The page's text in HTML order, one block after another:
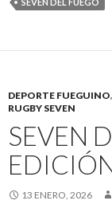
DEPORTE FUEGUINO,
RUGBY SEVEN
SEVEN
13 ENERO, 2026